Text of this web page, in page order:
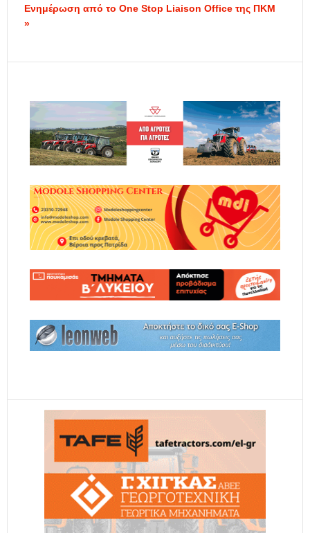
Ενημέρωση από το One Stop Liaison Office της ΠΚΜ
»